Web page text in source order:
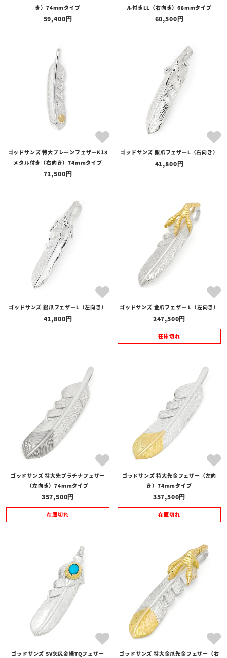
き）74mmタイプ
59,400
ル付きLL（右向き）68mmタイプ
60,500
ゴッドサンズ 特大プレーンフェザーK18
メタル付き（右向き）74mmタイプ
71,500
ゴッドサンズ 銀爪フェザーL（右向き）
41,800
ゴッドサンズ 銀爪フェザーL（左向き）
41,800
ゴッドサンズ 金爪フェザー L（左向き）
247,500
在庫切れ
ゴッドサンズ 特大先プラチナフェザー
（左向き）74mmタイプ
357,500
在庫切れ
ゴッドサンズ 特大先金フェザー（左向
き）74mmタイプ
357,500
在庫切れ
ゴッドサンズ SV矢尻金縄TQフェザー
ゴッドサンズ 特大金爪先金フェザー（右